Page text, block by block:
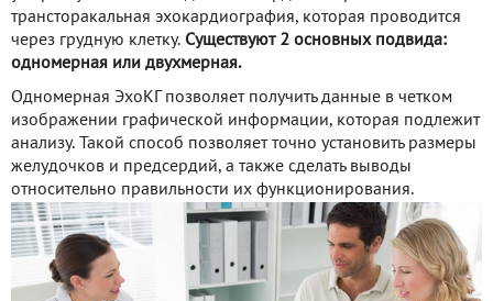
трансторакальная эхокардиография, которая проводится
через грудную клетку. Существуют 2 основных подвида:
одномерная или двухмерная.
Одномерная ЭхоКГ позволяет получить данные в четком
изображении графической информации, которая подлежит
анализу. Такой способ позволяет точно установить размеры
желудочков и предсердий, а также сделать выводы
относительно правильности их функционирования.